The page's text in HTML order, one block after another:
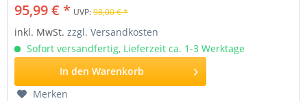
95,99 € * UVP:98,00 € *
inkl. MwSt.zzgl. Versandkosten
Sofort versandfertig, Lieferzeit ca. 1-3 Werktage
In den Warenkorb
Merken